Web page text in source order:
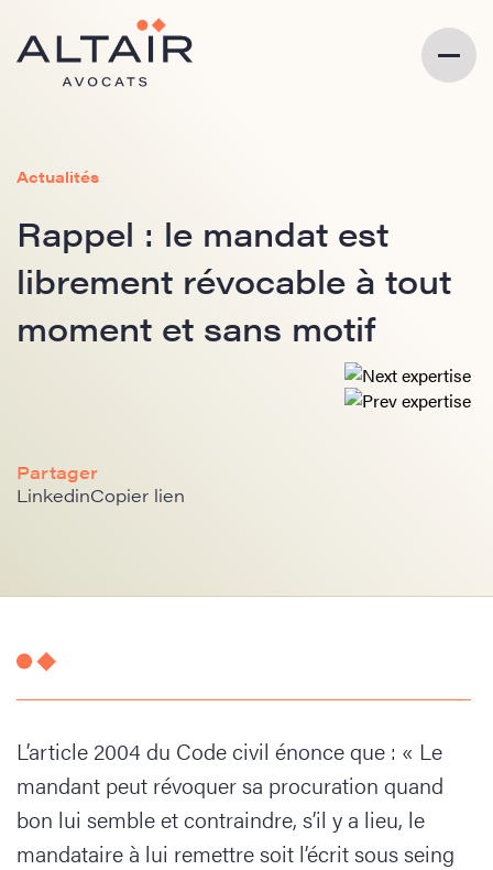
Actualités
Rappel : le mandat est
librement révocable à tout
moment et sans motif
Partager
LinkedinCopier lien
L’article 2004 du Code civil énonce que : « Le
mandant peut révoquer sa procuration quand
bon lui semble et contraindre, s’il y a lieu, le
mandataire à lui remettre soit l’écrit sous seing